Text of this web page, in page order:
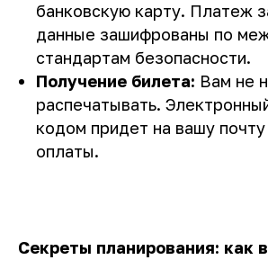
банковскую карту. Платеж
данные зашифрованы по
стандартам безопасности.
Получение билета: Вам не
распечатывать.
кодом придет на вашу
оплаты.
Секреты планирования: как